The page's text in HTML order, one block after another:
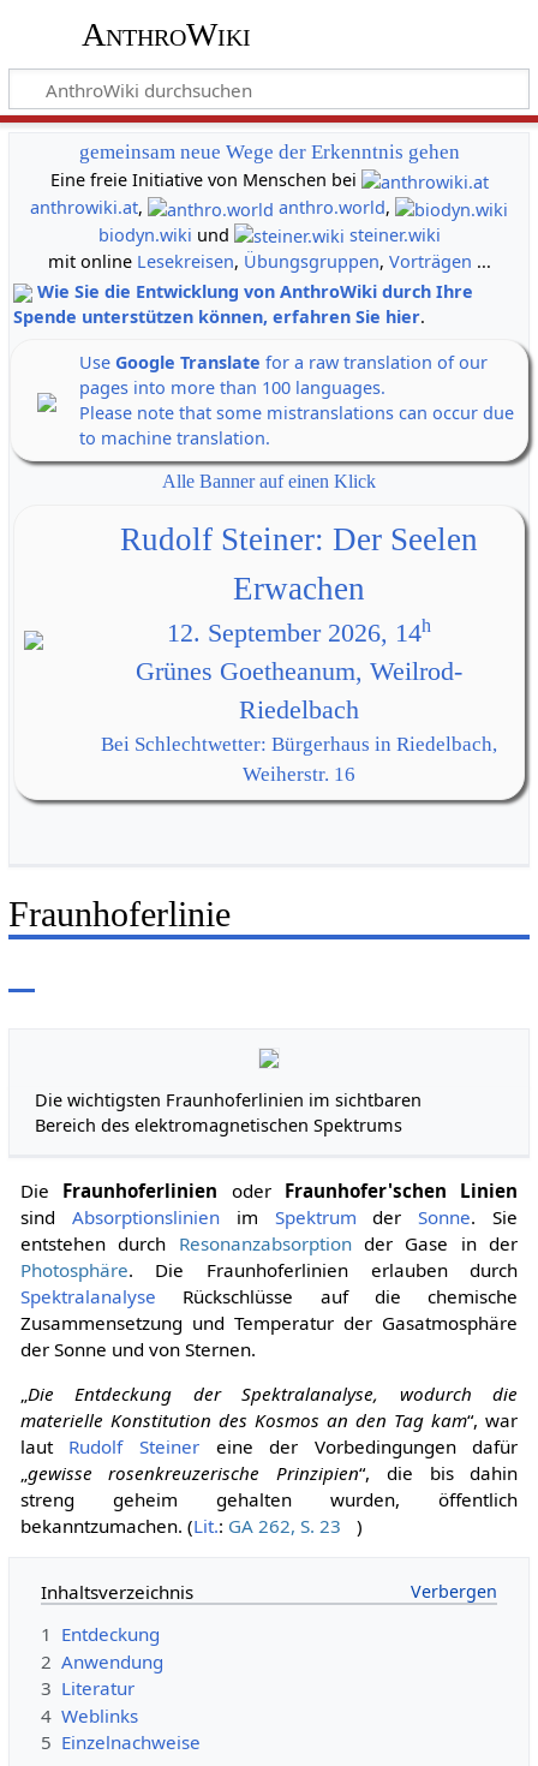
AnthroWiki
gemeinsam neue Wege der Erkenntnis gehen
Eine freie Initiative von Menschen bei
anthrowiki.at, anthro.world,
biodyn.wiki und
steiner.wiki
mit online Lesekreisen, Übungsgruppen, Vorträgen ...
Wie Sie die Entwicklung von AnthroWiki durch Ihre
Spende unterstützen können, erfahren Sie hier.
Use Google Translate for a raw translation of our
pages into more than 100 languages.
Please note that some mistranslations can occur due
to machine translation.
Alle Banner auf einen Klick
Rudolf Steiner: Der Seelen
Erwachen
12. September 2026, 14h
Grünes Goetheanum, Weilrod-
Riedelbach
Bei Schlechtwetter: Bürgerhaus in Riedelbach,
Weiherstr. 16
Fraunhoferlinie
Die wichtigsten Fraunhoferlinien im sichtbaren
Bereich des elektromagnetischen Spektrums
Die Fraunhoferlinien oder Fraunhofer'schen Linien
sind Absorptionslinienim Spektrum derSonne. Sie
entstehen durch Resonanzabsorptionder Gase in der
Photosphäre. Die Fraunhoferlinien erlauben durch
Spektralanalyse Rückschlüsse auf die chemische
Zusammensetzung und Temperatur der Gasatmosphäre
der Sonne und von Sternen.
Die Entdeckung der Spektralanalyse, wodurch die
materielle Konstitution des Kosmos an den Tag kam“, war
laut Rudolf Steinereine der Vorbedingungen dafür
gewisse rosenkreuzerische Prinzipien“, die bis dahin
streng geheim gehalten wurden, öffentlich
bekanntzumachen. (Lit.: GA 262, S. 23 )
Inhaltsverzeichnis
1 Entdeckung
2 Anwendung
3 Literatur
4 Weblinks
5 Einzelnachweise